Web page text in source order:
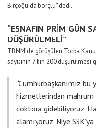
Birçoğu da borçlu” dedi.
“ESNAFIN PRİM GÜN
DÜŞÜRÜLMELİ”
TBMM’de görüşülen Torba
sayısının 7 bin 200
“Cumhurbaşkanımız bu
hizmetlerinden
doktora gidebiliyoruz.
alamıyoruz. Niye